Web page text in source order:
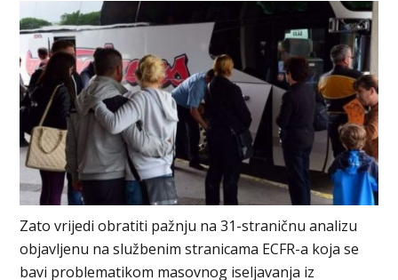
Zato vrijedi obratiti pažnju na 31-straničnu analizu
objavljenu na službenim stranicama ECFR-a koja se
bavi problematikom masovnog iseljavanja iz